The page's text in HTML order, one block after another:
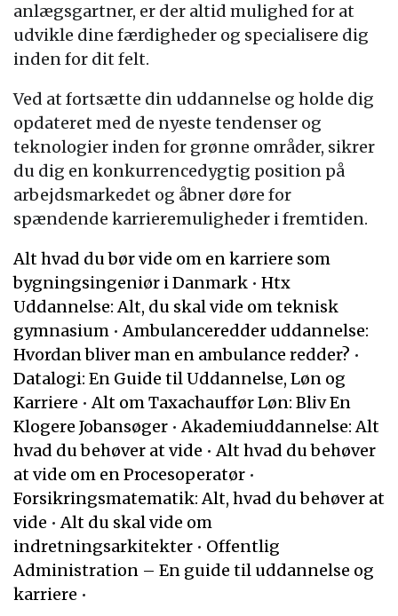
anlægsgartner, er der altid mulighed for at
udvikle dine færdigheder og specialisere dig
inden for dit felt.
Ved at fortsætte din uddannelse og holde dig
opdateret med de nyeste tendenser og
teknologier inden for grønne områder, sikrer
du dig en konkurrencedygtig position på
arbejdsmarkedet og åbner døre for
spændende karrieremuligheder i fremtiden.
Alt hvad du bør vide om en karriere som
bygningsingeniør i Danmark • Htx
Uddannelse: Alt, du skal vide om teknisk
gymnasium •Ambulanceredder uddannelse:
Hvordan bliver man en ambulance redder? •
Datalogi: En Guide til Uddannelse, Løn og
Karriere •Alt om Taxachauffør Løn: Bliv En
Klogere Jobansøger •Akademiuddannelse: Alt
hvad du behøver at vide •Alt hvad du behøver
at vide om en Procesoperatør •
Forsikringsmatematik: Alt, hvad du behøver at
vide •Alt du skal vide om
indretningsarkitekter • Offentlig
Administration – En guide til uddannelse og
karriere •